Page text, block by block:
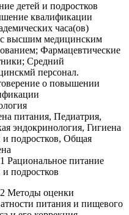
детей и подростков
квалификации
часа(ов)
высшим медицинским
Фармацевтические
Средний
персонал.
о повышении
питания, Педиатрия,
эндокринология, Гигиена
и подростков, Общая
Рациональное питание
и подростков
Методы оценки
питания и пищевого